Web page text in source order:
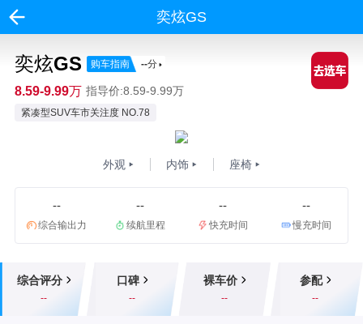
奕炫GS
奕炫GS 购车指南 --分
8.59-9.99万 指导价:8.59-9.99万
紧凑型SUV车市关注度 NO.78
外观 内饰 座椅
--
综合输出力
--
续航里程
--
快充时间
--
慢充时间
综合评分
--
口碑
--
裸车价
--
参配
--